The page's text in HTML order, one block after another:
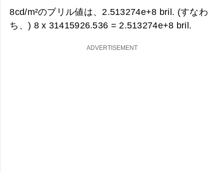
8cd/m²のブリル値は、 2.513274e+8 bril. (すなわ
ち、) 8 x 31415926.536 = 2.513274e+8 bril.